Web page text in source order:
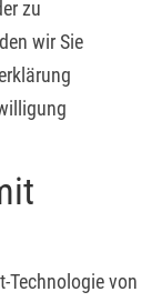
zu
wir Sie
Technologie von